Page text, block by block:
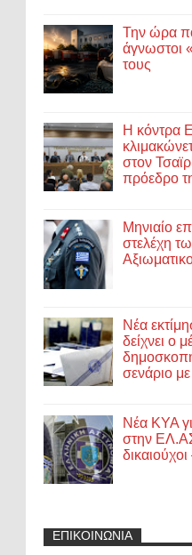
Την ώρα
άγνωστοι
τους
Η κόντρα
στον
πρόεδρο
Μηνιαίο
στελέχη
Νέα
δείχνει ο
σενάριο
Νέα ΚΥΑ
στην
δικαιούχοι
ΕΠΙΚΟΙΝΩΝΙΑ